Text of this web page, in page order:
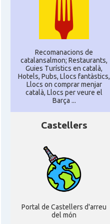
Recomanacions de
catalansalmon; Restaurants,
Guies Turístics en català,
Hotels, Pubs, Llocs fantàstics,
Llocs on comprar menjar
català, Llocs per veure el
Barça ...
Castellers
Portal de Castellers d'arreu
del món